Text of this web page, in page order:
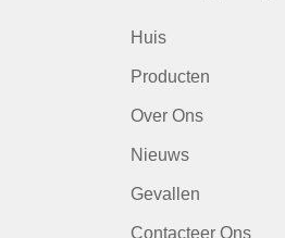
Huis
Producten
Over Ons
Nieuws
Gevallen
Contacteer Ons